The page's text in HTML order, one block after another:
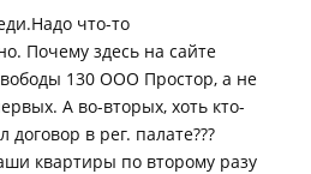
что-то
Почему здесь на сайте
130 ООО Простор, а не
А во-вторых, хоть кто-
договор в рег. палате???
квартиры по второму разу